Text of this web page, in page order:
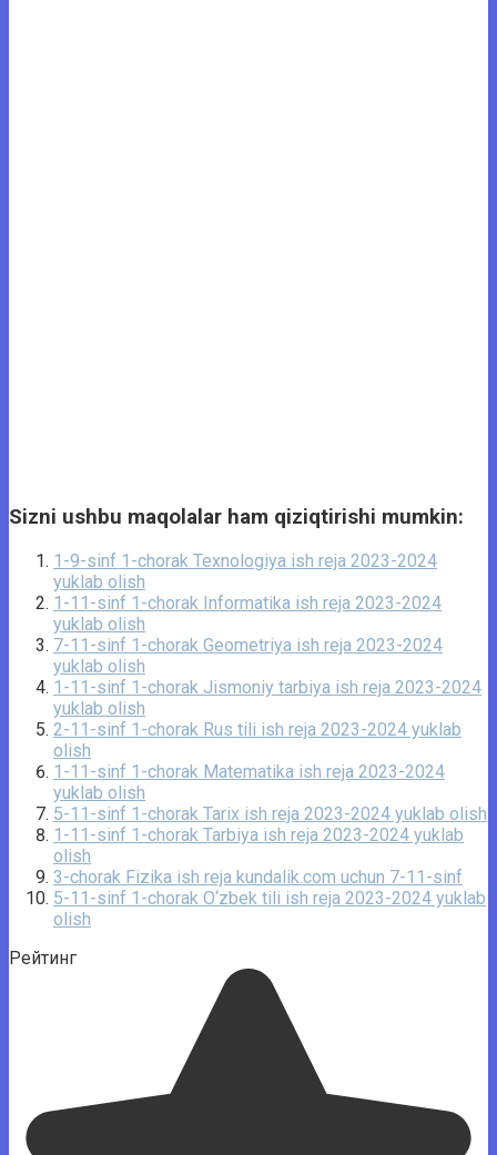
Sizni ushbu maqolalar ham qiziqtirishi mumkin:
1-9-sinf 1-chorak Texnologiya ish reja 2023-2024
yuklab olish
1-11-sinf 1-chorak Informatika ish reja 2023-2024
yuklab olish
7-11-sinf 1-chorak Geometriya ish reja 2023-2024
yuklab olish
1-11-sinf 1-chorak Jismoniy tarbiya ish reja 2023-2024
yuklab olish
2-11-sinf 1-chorak Rus tili ish reja 2023-2024 yuklab
olish
1-11-sinf 1-chorak Matematika ish reja 2023-2024
yuklab olish
5-11-sinf 1-chorak Tarix ish reja 2023-2024 yuklab olish
1-11-sinf 1-chorak Tarbiya ish reja 2023-2024 yuklab
olish
3-chorak Fizika ish reja kundalik.com uchun 7-11-sinf
5-11-sinf 1-chorak O‘zbek tili ish reja 2023-2024 yuklab
olish
Рейтинг